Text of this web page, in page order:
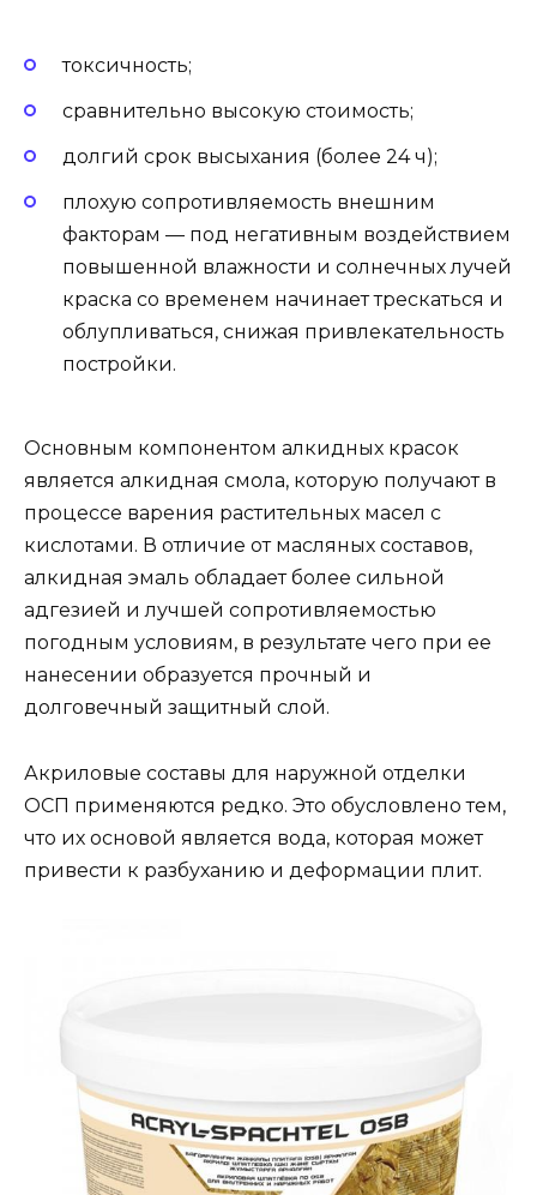
токсичность;
сравнительно высокую стоимость;
долгий срок высыхания (более 24 ч);
плохую сопротивляемость внешним
факторам — под негативным воздействием
повышенной влажности и солнечных лучей
краска со временем начинает трескаться и
облупливаться, снижая привлекательность
постройки.
Основным компонентом алкидных красок
является алкидная смола, которую получают в
процессе варения растительных масел с
кислотами. В отличие от масляных составов,
алкидная эмаль обладает более сильной
адгезией и лучшей сопротивляемостью
погодным условиям, в результате чего при ее
нанесении образуется прочный и
долговечный защитный слой.
Акриловые составы для наружной отделки
ОСП применяются редко. Это обусловлено тем,
что их основой является вода, которая может
привести к разбуханию и деформации плит.